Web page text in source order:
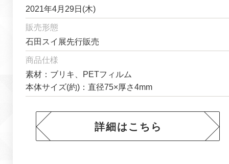
2021年4月29日(木)
販売形態
石田スイ展先行販売
商品仕様
素材：ブリキ、PETフィルム
本体サイズ(約)：直径75×厚さ4mm
詳細はこちら